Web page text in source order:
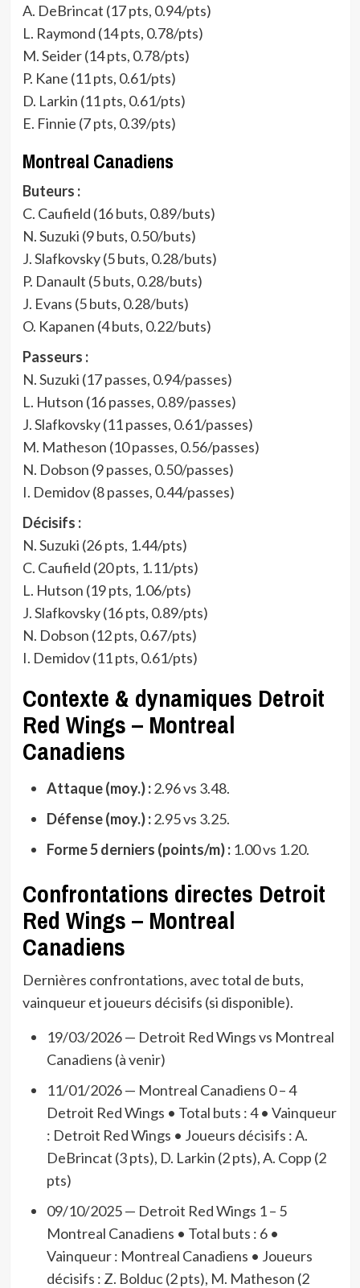
A. DeBrincat (17 pts, 0.94/pts)
L. Raymond (14 pts, 0.78/pts)
M. Seider (14 pts, 0.78/pts)
P. Kane (11 pts, 0.61/pts)
D. Larkin (11 pts, 0.61/pts)
E. Finnie (7 pts, 0.39/pts)
Montreal Canadiens
Buteurs :
C. Caufield (16 buts, 0.89/buts)
N. Suzuki (9 buts, 0.50/buts)
J. Slafkovsky (5 buts, 0.28/buts)
P. Danault (5 buts, 0.28/buts)
J. Evans (5 buts, 0.28/buts)
O. Kapanen (4 buts, 0.22/buts)
Passeurs :
N. Suzuki (17 passes, 0.94/passes)
L. Hutson (16 passes, 0.89/passes)
J. Slafkovsky (11 passes, 0.61/passes)
M. Matheson (10 passes, 0.56/passes)
N. Dobson (9 passes, 0.50/passes)
I. Demidov (8 passes, 0.44/passes)
Décisifs :
N. Suzuki (26 pts, 1.44/pts)
C. Caufield (20 pts, 1.11/pts)
L. Hutson (19 pts, 1.06/pts)
J. Slafkovsky (16 pts, 0.89/pts)
N. Dobson (12 pts, 0.67/pts)
I. Demidov (11 pts, 0.61/pts)
Contexte & dynamiques Detroit
Red Wings – Montreal
Canadiens
Attaque (moy.) :2.96 vs 3.48.
Défense (moy.) :2.95 vs 3.25.
Forme 5 derniers (points/m) :1.00 vs 1.20.
Confrontations directes Detroit
Red Wings – Montreal
Canadiens
Dernières confrontations, avec total de buts,
vainqueur et joueurs décisifs (si disponible).
19/03/2026 — Detroit Red Wings vs Montreal
Canadiens (à venir)
11/01/2026 — Montreal Canadiens 0 – 4
Detroit Red Wings • Total buts : 4 • Vainqueur
: Detroit Red Wings • Joueurs décisifs : A.
DeBrincat (3 pts), D. Larkin (2 pts), A. Copp (2
pts)
09/10/2025 — Detroit Red Wings 1 – 5
Montreal Canadiens • Total buts : 6 •
Vainqueur : Montreal Canadiens • Joueurs
décisifs : Z. Bolduc (2 pts), M. Matheson (2